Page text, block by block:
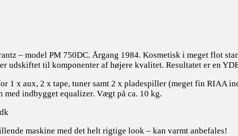
– model PM 750DC. Årgang 1984. Kosmetisk i meget flot
udskiftet til komponenter af højere kvalitet. Resultatet er en
1 x aux, 2 x tape, tuner samt 2 x pladespiller (meget fin RIAA
indbygget equalizer. Vægt på ca. 10 kg.
maskine med det helt rigtige look – kan varmt anbefales!